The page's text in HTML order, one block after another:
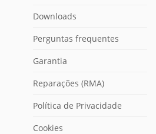
Downloads
Perguntas frequentes
Garantia
Reparações (RMA)
Política de Privacidade
Cookies